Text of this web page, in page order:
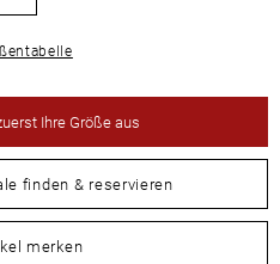
Ihre Größe aus
finden & reservieren
Ihre Größe aus
merken